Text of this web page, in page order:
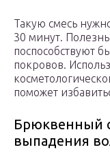
Такую смесь
30 минут.
поспособствуют
покровов.
поможет
Брюквенный
выпадения